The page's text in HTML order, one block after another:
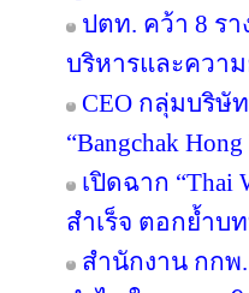
ปตท. คว้า 8 ร
บริหารและควา
CEO กลุ่มบริษั
“Bangchak
เปิดฉาก “Thai
สำเร็จ ตอกย้ำ
สำนักงาน กกพ